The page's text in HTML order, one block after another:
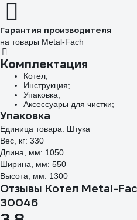
Гарантия производителя
на товары Metal-Fach
Комплектация
Котел;
Инструкция;
Упаковка;
Аксессуары для чистки;
Упаковка
Единица товара: Штука
Вес, кг: 330
Длина, мм: 1050
Ширина, мм: 550
Высота, мм: 1300
Отзывы Котел Metal-
30046